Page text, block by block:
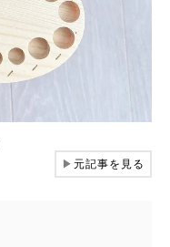
▶元記事を見る